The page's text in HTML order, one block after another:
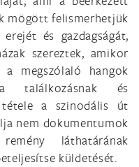
mögött felismerhetjük
és gazdagságát,
szereztek, amikor
megszólaló hangok
találkozásnak és
tétele a szinodális út
nem dokumentumok
láthatárának
küldetését.